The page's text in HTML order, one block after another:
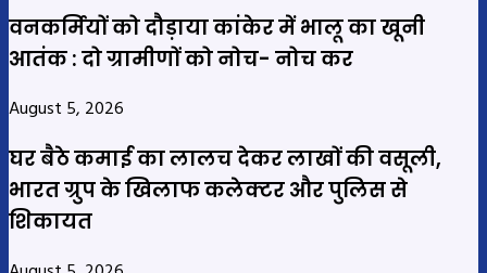
वनकर्मियों को दौड़ाया कांकेर में भालू का खूनी
आतंक : दो ग्रामीणों को नोच- नोच कर
August 5, 2026
घर बैठे कमाई का लालच देकर लाखों की वसूली,
भारत ग्रुप के खिलाफ कलेक्टर और पुलिस से
शिकायत